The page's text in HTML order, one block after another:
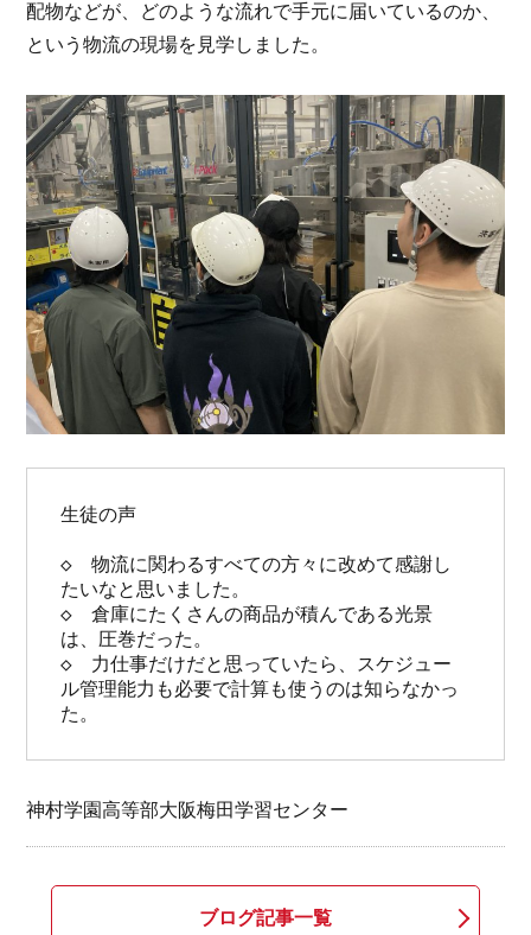
配物などが、どのような流れで手元に届いているのか、
という物流の現場を見学しました。
生徒の声
◇　物流に関わるすべての方々に改めて感謝し
たいなと思いました。
◇　倉庫にたくさんの商品が積んである光景
は、圧巻だった。
◇ 力仕事だけだと思っていたら、スケジュー
ル管理能力も必要で計算も使うのは知らなかっ
た。
神村学園高等部大阪梅田学習センター
ブログ記事一覧